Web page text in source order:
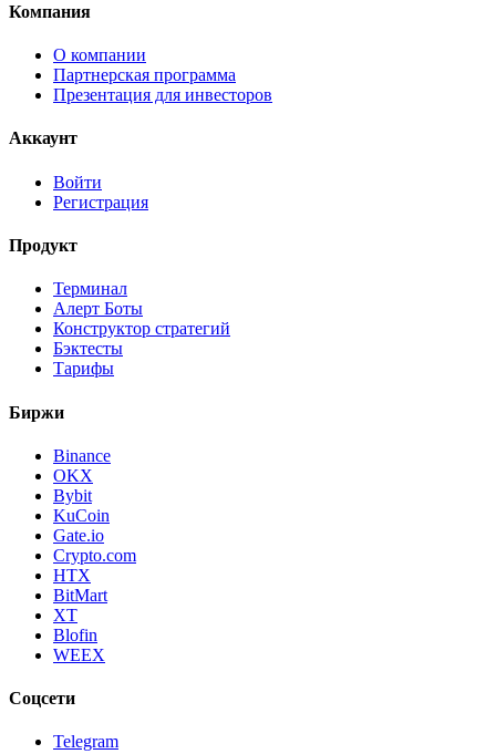
Компания
О компании
Партнерская программа
Презентация для инвесторов
Аккаунт
Войти
Регистрация
Продукт
Терминал
Алерт Боты
Конструктор стратегий
Бэктесты
Тарифы
Биржи
Binance
OKX
Bybit
KuCoin
Gate.io
Crypto.com
HTX
BitMart
XT
Blofin
WEEX
Соцсети
Telegram